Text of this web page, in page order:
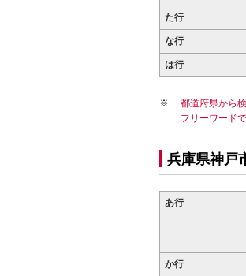
た行
な行
は行
「都道府県から
「フリーワード
兵庫県神戸
あ行
か行